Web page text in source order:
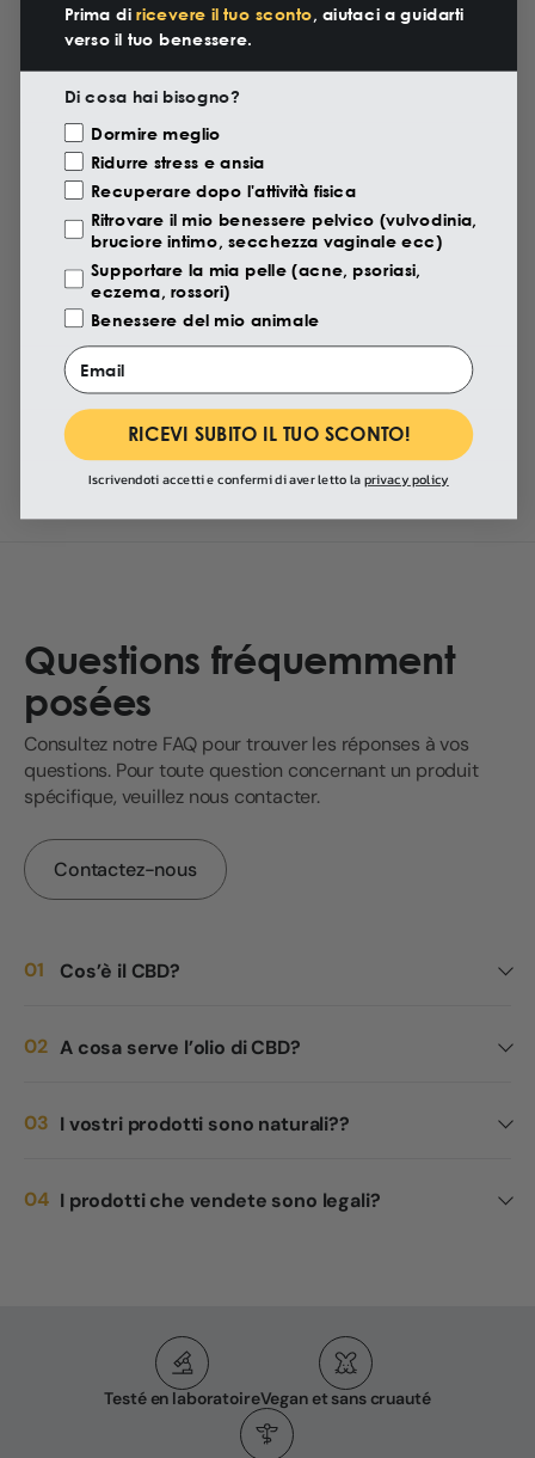
EU4SPORT - CRÈME POUR ATHLÈTES ET
SPORTIFS AVEC CBD ET GRIFFE DU DIABLE -
Crème topique conçue pour les zones les plus
sollicitées par l'activité physique. Sa formule fraîche et
avant et après l'effort.
Condition : 75 ml | 2,5 fl. oz.
€22,90
Questions fréquemment
posées
Consultez notre FAQ pour trouver les réponses à vos
questions. Pour toute question concernant un produit
spécifique, veuillez nous contacter.
Contactez-nous
Cos’è il CBD?
A cosa serve l’olio di CBD?
I vostri prodotti sono naturali??
I prodotti che vendete sono legali?
Testé en laboratoireVegan et sans cruauté
Prima di ricevere il tuo sconto, aiutaci a guidarti
verso il tuo benessere.
Di cosa hai bisogno?
Motivazione Visita
Dormire meglio
Ridurre stress e ansia
Recuperare dopo l'attività fisica
Ritrovare il mio benessere pelvico (vulvodinia,
bruciore intimo, secchezza vaginale ecc)
Supportare la mia pelle (acne, psoriasi,
eczema, rossori)
Benessere del mio animale
Email
RICEVI SUBITO IL TUO SCONTO!
Iscrivendoti accetti e confermi di aver letto laprivacy policy